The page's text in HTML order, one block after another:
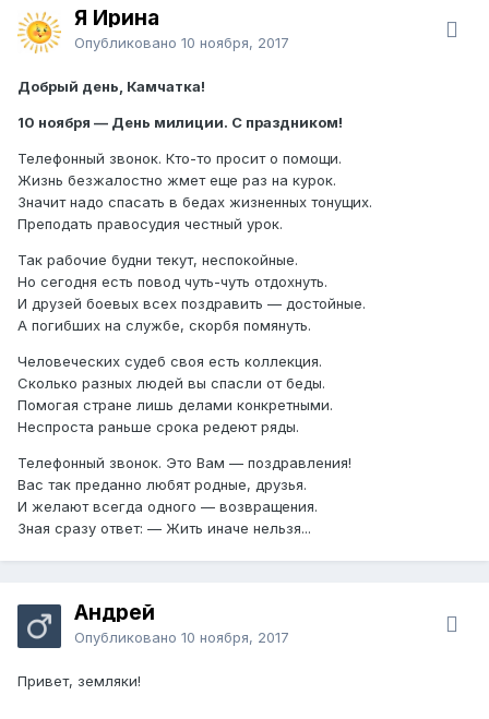
Я Ирина
Опубликовано 10 ноября, 2017
Добрый день, Камчатка!
10 ноября — День милиции. С праздником!
Телефонный звонок. Кто-то просит о помощи.
Жизнь безжалостно жмет еще раз на курок.
Значит надо спасать в бедах жизненных тонущих.
Преподать правосудия честный урок.
Так рабочие будни текут, неспокойные.
Но сегодня есть повод чуть-чуть отдохнуть.
И друзей боевых всех поздравить — достойные.
А погибших на службе, скорбя помянуть.
Человеческих судеб своя есть коллекция.
Сколько разных людей вы спасли от беды.
Помогая стране лишь делами конкретными.
Неспроста раньше срока редеют ряды.
Телефонный звонок. Это Вам — поздравления!
Вас так преданно любят родные, друзья.
И желают всегда одного — возвращения.
Зная сразу ответ: — Жить иначе нельзя...
Андрей
Опубликовано 10 ноября, 2017
Привет, земляки!